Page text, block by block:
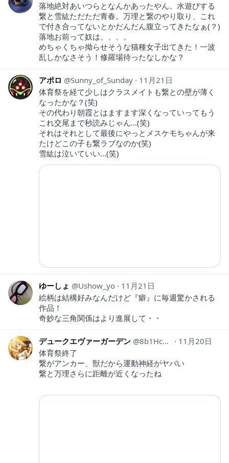
落地絶対あいつらとなんかあったやん。水遊びする
繋と雪紘ただただ青春。万理と繋のやり取り、これ
で付き合ってないとかだんだん腹立ってきたなぁ(？)
落地お前って奴は、、、。
めちゃくちゃ拗らせそうな猫種女子出てきた！一波
乱しかなさそう！修羅場待ったなしかな？
アポロ Sunny_of_Sunday
11月21日
体育祭を経て少しはクラスメイトも繋との壁が薄く
なったかな？(笑)
その代わり朝霞とはますます深くなっていってもう
これ交尾まで秒読みじゃん...(笑)
それはそれとして最後にやっとメスケモちゃんが来
たけどこの子も繋ラブなのか(笑)
雪紘は泣いていい...(笑)
ゆーしょ Ushow_yo
11月21日
絵柄は結構好みなんだけど『癖』に毎週驚かされる
作品！
奇妙な三角関係はより進展して・・
デュークエヴァーガーデン 8b1Hc8yf23Wu2v0
11月20日
体育祭終了
繋がアンカー、獣だから運動神経がヤバい
繋と万理さらに距離が近くなったね